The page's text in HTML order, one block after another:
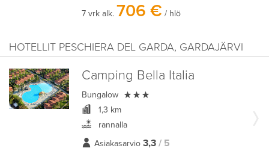
7 vrk alk. 706 € / hlö
HOTELLIT PESCHIERA DEL GARDA, GARDAJÄRVI
Camping Bella Italia
Bungalow 
1,3 km
rannalla
Asiakasarvio 3,3 / 5